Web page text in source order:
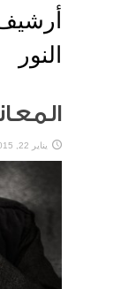
النور
يناير 22, 2015